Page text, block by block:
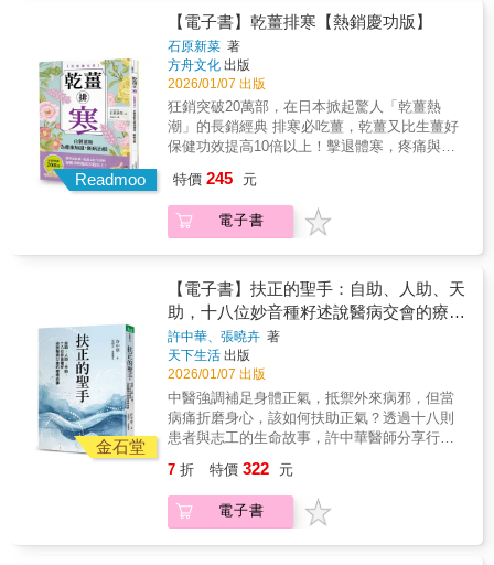
次。第四次她回來複診，很高興的對我說：
｢DR. Wu，我的腿消腫了！」我看到她的腿真
的明顯變細了，很激動也很高興。實例2一位六
十多歲的猶太人在2008年初被醫生診斷為胰腺
癌跟膽囊癌，活不過六個月。我用太極黃金分
割的共振扶正法替他綜合治療。結果他到2012
年時，狀況還很好，而且已經有六個月沒有做
天則地扶正的針灸方法，有它很獨特的內涵及
效果。把這套方法引用在養生長壽，就可以設
法調動、喚醒人體深藏的自我修復系統，即深
多相當難治的疾病，比如帕金森氏綜合症、早
期失智症、視網膜剝離、視神經萎縮、青光
眼、嚴重的憂鬱症、精神病、腦源性疾病、類
風濕、紅斑狼瘡乃至癌症等等，並較西方醫學
與一般傳統中醫學有更好的療效。實例1一個德
國婦人的腿已經腫了四十多年，她看過很多西
醫，都治不好。中醫的講法就是脾不能健運，
生了兩個孩子，身體沒有任何不適，就是嚴重
我用了補氣、利水、健脾、補腎、通絡等各種
辦法，都沒有明顯的效果。後來我利用我所發
現的法天則地太極共振法，讓她躺在診床的時
候，上午來是背對太陽，下午來就是面對太
陽。選用跟之前差不多的穴位跟中藥，治了三
次。第四次她回來複診，很高興的對我說：
｢DR. Wu，我的腿消腫了！」我看到她的腿真
的明顯變細了，很激動也很高興。實例2一位六
十多歲的猶太人在2008年初被醫生診斷為胰腺
癌跟膽囊癌，活不過六個月。我用太極黃金分
割的共振扶正法替他綜合治療。結果他到2012
年時，狀況還很好，而且已經有六個月沒有做
天則地扶正的針灸方法，有它很獨特的內涵及
效果。把這套方法引用在養生長壽，就可以設
法調動、喚醒人體深藏的自我修復系統，即深
的人生裡，彷彿總有一雙無形的「聖手」默默
牽引，那是醫者的仁心仁術，是家人的陪伴，
是病人願意自救的決心，也是彼此相互扶持與
行善所匯聚的力量，展現了正氣如何托起陷入
苦難的心靈，為病苦之人照亮療癒道路。身
動、心靜、靈安，使正氣充盈；自助、人助、
天助，喚善善相應。祈願每一位讀者也能感受
到內在的正氣被喚醒，找到希望與安定，並成
為自己與他人生命中那雙溫柔的「聖手」。
至有長期洗腎的病患在採取排寒療法一年後，
腎臟竟然恢復了功能。40多年來，患者奇蹟痊
癒的例子多不勝數，成功治癒各種難治重症，
如：氣喘、糖尿病、痛風、洗腎，甚至癌症末
期等患者。不僅如此，排寒療法對於慢性身體
不適，像：香港腳、皰疹及異位性皮膚炎等過
敏或皮膚病；不孕症及經期不順等婦科疾病；
暗沉、細紋及白髮；腰痛、肥胖、憂鬱症、失
眠、失智症等都有療效。養生不排寒，一切都
復回健康狀態，然而，寒氣卻阻礙了身體發揮
這項功能。只要去除掉「寒氣」這個致病因
素，不需要手術、藥物、貼布、健康食品或其
他器具輔助，就能讓身體自然痊癒。排寒也是
排毒，立即掌握兩要點：「頭涼腳暖」+：「八
分飽」想去除身體中的寒害，無法靠吃藥或吃
補解決，重要的是要在飲食、衣著與心理上維
持良好的生活習慣。進藤醫師提倡的排寒療法
有兩大心法――「頭涼腳暖+八分飽」。從衣、
食、住「保暖防寒」，就能無病一身輕。方法
簡單，效果迅速，自己種下的「毒果」，靠自
己就能根除！寒氣現形，當心別積寒成疾‧寒氣
侵的證據‧飲食過量積寒氣，狼吞虎嚥是大忌‧讓
消化器官休息，可促進身體排毒‧腰痛、膝蓋痛
成宿疾，想健康就別忽視‧心寒亦是毒，焦躁鬱
Readmoo
【電子書】乾薑排寒【熱銷慶功版】
石原新菜 著
方舟文化 出版
2026/01/07 出版
狂銷突破20萬部，在日本掀起驚人「乾薑熱
潮」的長銷經典 排寒必吃薑，乾薑又比生薑好
保健功效提高10倍以上！擊退體寒，疼痛與疾
《神農草本經》、《傷寒論》都記載了其藥
效，印度傳統醫學「阿育吠陀」更稱之為「治
萬病的神藥」。美國密西根大學研究指出，薑
醇、殺菌解毒、促進脂肪與醣類燃燒等等。而
經過炮製後的薑，所含的薑烯酚是生薑的10倍
以上，對病症和身體上的不適更有效。祛濕排
寒「食補神藥」， 萬人見證的神奇療效「短短
兩週就讓我的血糖値降低了100以上。」（50歳
女性）「開始喝乾薑茶後，之前診斷出來的三
高和血液數値都變正常了。」（45歳男性）
「才兩週就消除了手腳的水腫，更治好了我的
身體冰冷及生理痛。」（42歳女性）「吃藥都
治不好的高血壓變正常了。」（56歳男性）
瘦了4公斤。」（48歳女性）「立刻治好了我的
便秘，頭痛、肩膀痠痛的症狀也大大減輕。」
（67歳女性）乾薑料理DIY，對症排寒真簡單作
特價 245 元
電子書
金石堂
【電子書】扶正的聖手：自助、人助、天
助，十八位妙音種籽述說醫病交會的療癒
故事
許中華、張曉卉 著
天下生活 出版
2026/01/07 出版
中醫強調補足身體正氣，抵禦外來病邪，但當
病痛折磨身心，該如何扶助正氣？透過十八則
患者與志工的生命故事，許中華醫師分享行醫
道。兼容中西醫專業，診療超過六十萬人次的
許中華醫師，從臨床的奇蹟病例中體悟：中醫
所謂的「正氣」，往往是支撐患者走過難關的
7 折 特價 322 元
電子書